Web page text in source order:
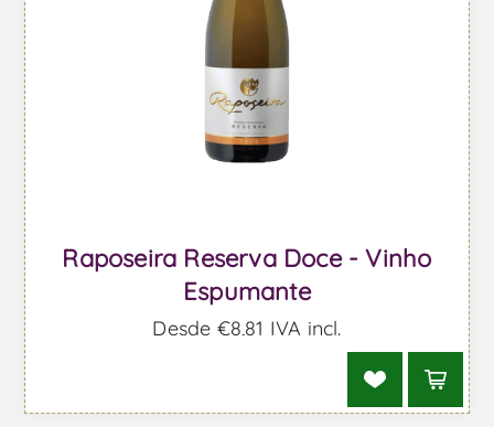
Raposeira Reserva Doce - Vinho
Espumante
Desde €8,81 IVA incl.